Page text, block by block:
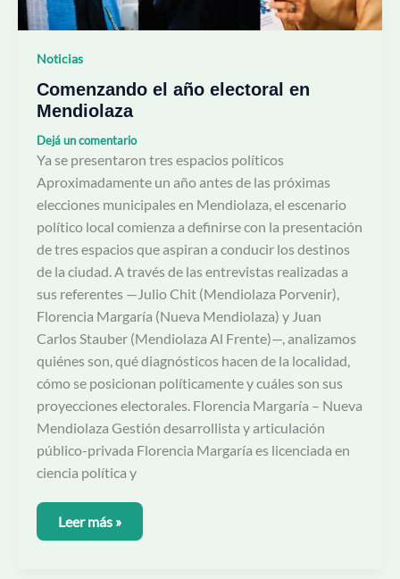
Noticias
Comenzando el año electoral en
Mendiolaza
Dejá un comentario
Ya se presentaron tres espacios políticos
Aproximadamente un año antes de las próximas
elecciones municipales en Mendiolaza, el escenario
político local comienza a definirse con la presentación
de tres espacios que aspiran a conducir los destinos
de la ciudad. A través de las entrevistas realizadas a
sus referentes —Julio Chit (Mendiolaza Porvenir),
Florencia Margaría (Nueva Mendiolaza) y Juan
Carlos Stauber (Mendiolaza Al Frente)—, analizamos
quiénes son, qué diagnósticos hacen de la localidad,
cómo se posicionan políticamente y cuáles son sus
proyecciones electorales. Florencia Margaría – Nueva
Mendiolaza Gestión desarrollista y articulación
público-privada Florencia Margaría es licenciada en
ciencia política y
Leer más »